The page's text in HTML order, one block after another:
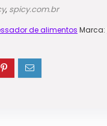
, spicy.com.br
de alimentos Marca: